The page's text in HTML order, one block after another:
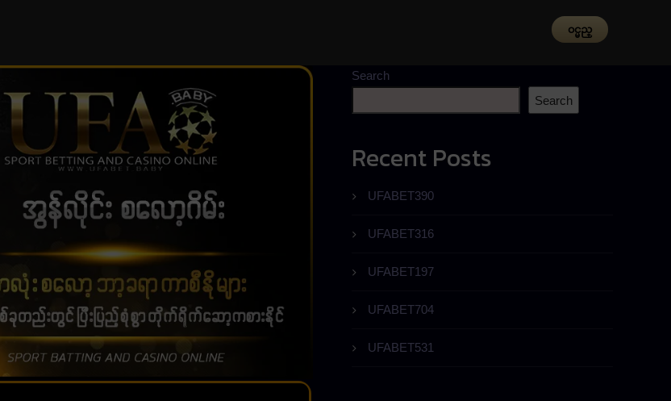
၀င္မည္
Search
Search
Recent Posts
UFABET390
UFABET316
UFABET197
UFABET704
UFABET531